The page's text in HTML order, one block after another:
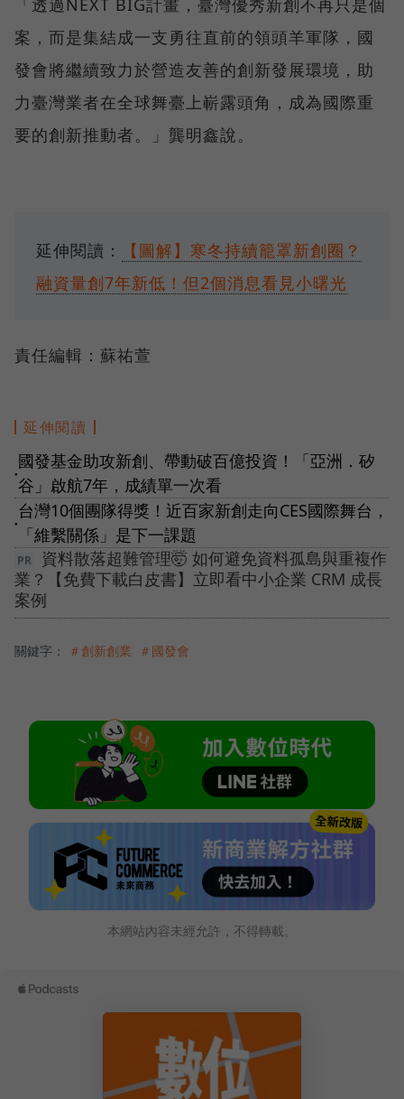
「透過NEXT BIG計畫，臺灣優秀新創不再只是個
案，而是集結成一支勇往直前的領頭羊軍隊，國
發會將繼續致力於營造友善的創新發展環境，助
力臺灣業者在全球舞臺上嶄露頭角，成為國際重
要的創新推動者。」龔明鑫說。
延伸閱讀：
【圖解】寒冬持續籠罩新創圈？
融資量創7年新低！但2個消息看見小曙光
責任編輯：蘇祐萱
延伸閱讀
●
國發基金助攻新創、帶動破百億投資！「亞洲．矽
谷」啟航7年，成績單一次看
●
台灣10個團隊得獎！近百家新創走向CES國際舞台，
「維繫關係」是下一課題
資料散落超難管理🤯 如何避免資料孤島與重複作
業？【免費下載白皮書】立即看中小企業 CRM 成長
案例
關鍵字： ＃創新創業 ＃國發會
本網站內容未經允許，不得轉載。